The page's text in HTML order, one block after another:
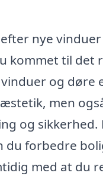
nye
kommet til det
og døre
men
og sikkerhed.
du forbedre
med at du